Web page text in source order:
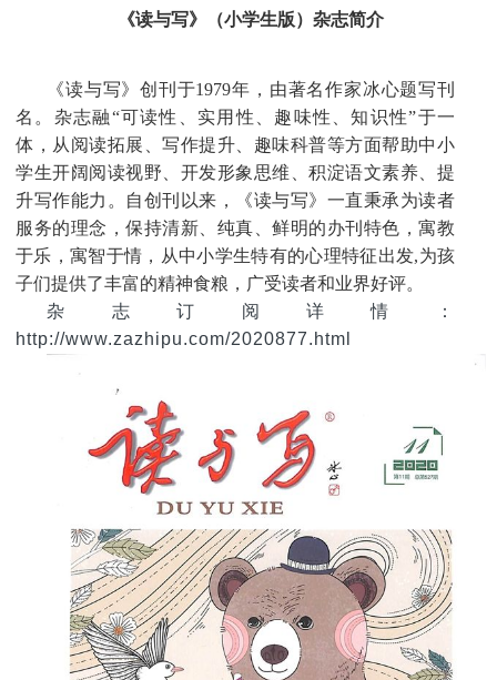
《读与写》（小学生版）杂志简介
《读与写》创刊于1979年，由著名作家冰心题写刊
名。杂志融“可读性、实用性、趣味性、知识性”于一
体，从阅读拓展、写作提升、趣味科普等方面帮助中小
学生开阔阅读视野、开发形象思维、积淀语文素养、提
升写作能力。
自创刊以来，《读与写》一直秉承为读者
服务的理念，保持清新、纯真、鲜明的办刊特色，寓教
于乐，寓智于情，从中小学生特有的心理特征出发,为孩
子们提供了丰富的精神食粮，广受读者和业界好评。
杂志订阅详情：
http://www.zazhipu.com/2020877.html